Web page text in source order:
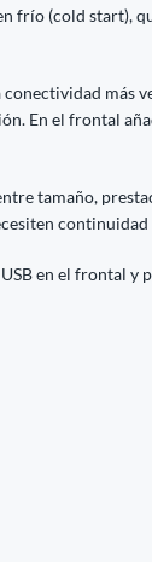
frío (cold start),
más
En el frontal
tamaño,
en el frontal